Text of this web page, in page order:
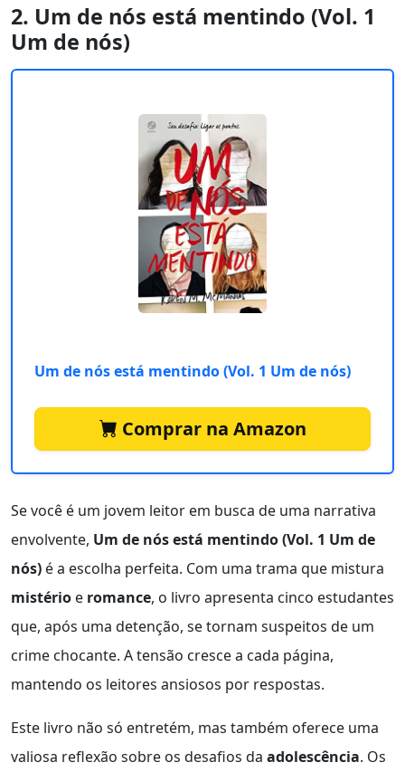
2. Um de nós está mentindo (Vol. 1
Um de nós)
Um de nós está mentindo (Vol. 1 Um de nós)
Comprar na Amazon
Se você é um jovem leitor em busca de uma narrativa
envolvente, Um de nós está mentindo (Vol. 1 Um de
nós) é a escolha perfeita. Com uma trama que mistura
mistério e romance, o livro apresenta cinco estudantes
que, após uma detenção, se tornam suspeitos de um
crime chocante. A tensão cresce a cada página,
mantendo os leitores ansiosos por respostas.
Este livro não só entretém, mas também oferece uma
valiosa reflexão sobre os desafios da adolescência. Os